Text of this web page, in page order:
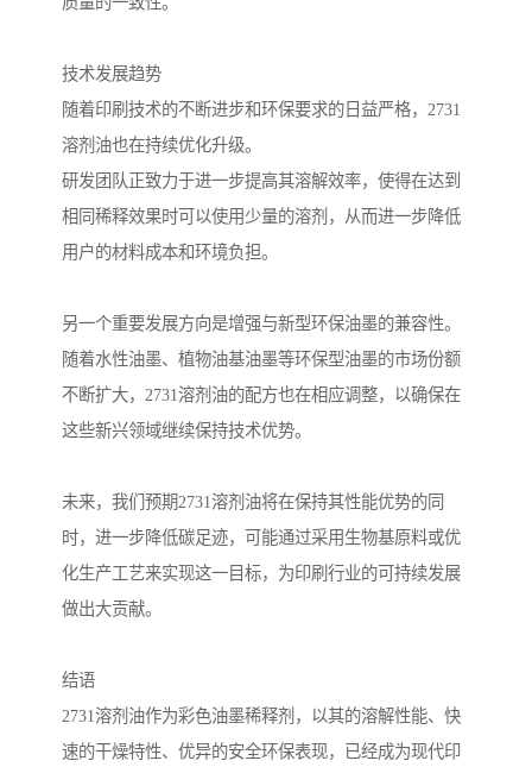
技术发展趋势
随着印刷技术的不断进步和环保要求的日益严格，2731
溶剂油也在持续优化升级。
研发团队正致力于进一步提高其溶解效率，使得在达到
相同稀释效果时可以使用少量的溶剂，从而进一步降低
用户的材料成本和环境负担。
另一个重要发展方向是增强与新型环保油墨的兼容性。
随着水性油墨、植物油基油墨等环保型油墨的市场份额
不断扩大，2731溶剂油的配方也在相应调整，以确保在
这些新兴领域继续保持技术优势。
未来，我们预期2731溶剂油将在保持其性能优势的同
时，进一步降低碳足迹，可能通过采用生物基原料或优
化生产工艺来实现这一目标，为印刷行业的可持续发展
做出大贡献。
结语
2731溶剂油作为彩色油墨稀释剂，以其的溶解性能、快
速的干燥特性、优异的安全环保表现，已经成为现代印